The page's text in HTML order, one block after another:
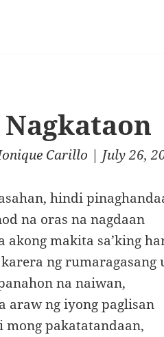
Carillo | July 26,
hindi
na oras na nagdaan
akong makita sa’king
ng rumaragasang
na naiwan,
araw ng iyong paglisan
mong pakatatandaan,